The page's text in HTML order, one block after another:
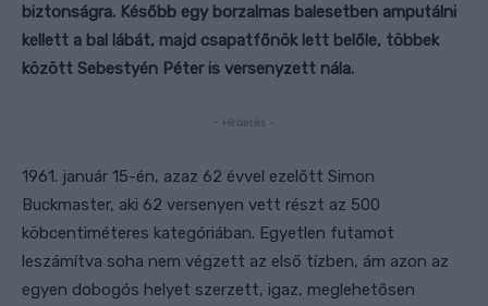
biztonságra. Később egy borzalmas balesetben amputálni
kellett a bal lábát, majd csapatfőnök lett belőle, többek
között Sebestyén Péter is versenyzett nála.
- Hirdetés -
1961. január 15-én, azaz 62 évvel ezelőtt Simon
Buckmaster, aki 62 versenyen vett részt az 500
köbcentiméteres kategóriában. Egyetlen futamot
leszámítva soha nem végzett az első tízben, ám azon az
egyen dobogós helyet szerzett, igaz, meglehetősen